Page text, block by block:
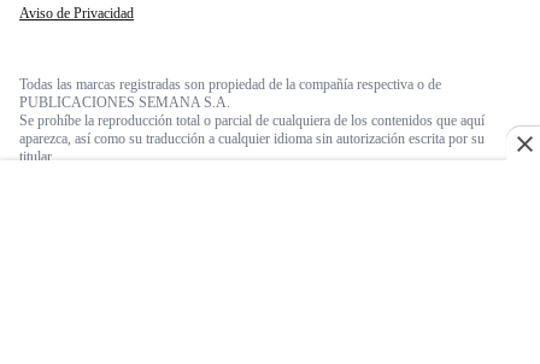
Aviso de Privacidad
Todas las marcas registradas son propiedad de la compañía respectiva o de
PUBLICACIONES SEMANA S.A.
Se prohíbe la reproducción total o parcial de cualquiera de los contenidos que aquí
aparezca, así como su traducción a cualquier idioma sin autorización escrita por su
titular.